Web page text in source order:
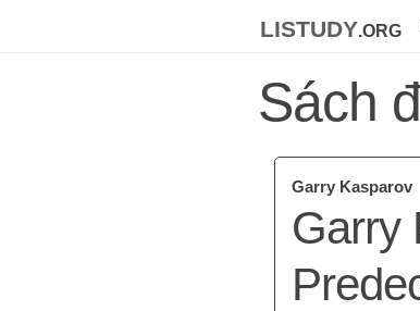
listudy.org
Sách
Garry Kasparov
Garry